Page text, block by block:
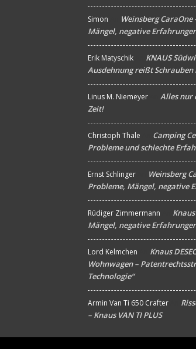
Simon
Weinsberg CaraOne
Mängel, negative
Erik Matyschik
KNAUS
Ausdehnung reißt Schrauben
Linus M. Niemeyer
Alles nur
Zeit!
Christoph Thale
Camping
Probleme und schlechte
Ernst Schlinger
Weinsberg
Probleme, Mängel, negative
Rüdiger Zimmermann
Mängel, negative
Lord Kelmchen
Knaus
Wohnwagen –
Technologie“
Armin Van Ti 650 Crafter
– Knaus VAN TI PLUS